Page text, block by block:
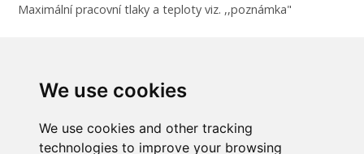
We use cookies
We use cookies and other tracking
technologies to improve your browsing
Maximální pracovní tlaky a teploty viz. ,,poznámka"
Poznámka: